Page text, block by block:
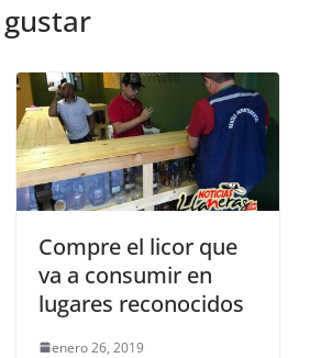
Compre el licor que
va a consumir en
lugares reconocidos
enero 26, 2019